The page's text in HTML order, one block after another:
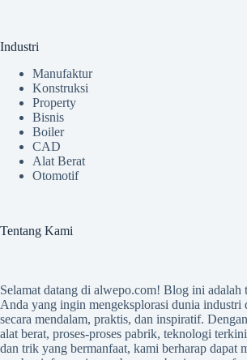
Industri
Manufaktur
Konstruksi
Property
Bisnis
Boiler
CAD
Alat Berat
Otomotif
Tentang Kami
Selamat datang di alwepo.com! Blog ini adalah
Anda yang ingin mengeksplorasi dunia industri
secara mendalam, praktis, dan inspiratif.
alat berat, proses-proses pabrik, teknologi
dan trik yang bermanfaat, kami berharap dapat